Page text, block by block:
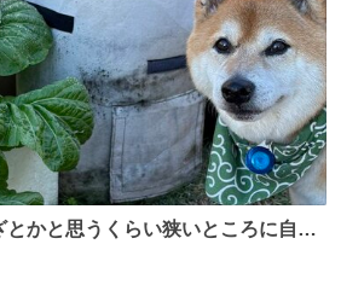
かと思うくらい狭いところに自ら
すか？ 今朝ガーデニングしてる飼
、最高に可愛かった♥️